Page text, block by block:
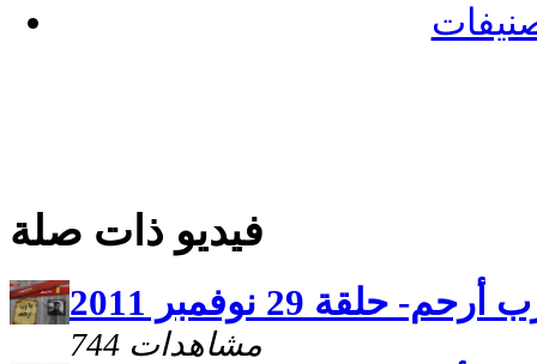
فيديو ذات صلة
حلقة 29 نوفمبر 2011
744 مشاهدات